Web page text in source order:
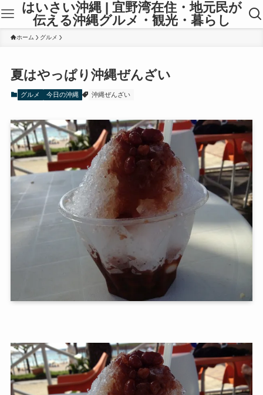
はいさい沖縄 | 宜野湾在住・地元民が
伝える沖縄グルメ・観光・暮らし
ホーム グルメ
夏はやっぱり沖縄ぜんざい
グルメ 今日の沖縄 沖縄ぜんざい